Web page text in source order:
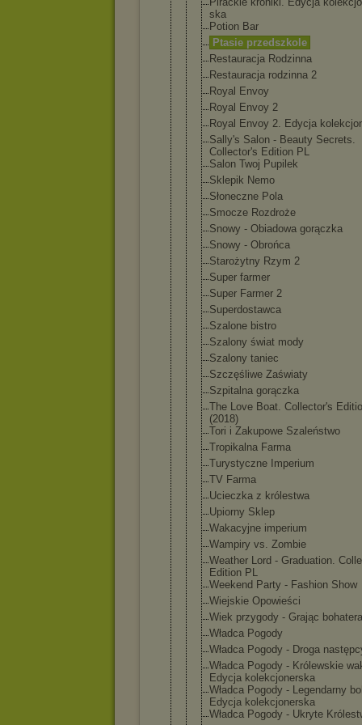
ska
Potion Bar
Ptasie przedszkole
Restauracja Rodzinna
Restauracja rodzinna 2
Royal Envoy
Royal Envoy 2
Royal Envoy 2. Edycja
Sally's Salon - Beauty Secrets.
Collector's Edition PL
Salon Twoj Pupilek
Sklepik Nemo
Słoneczne Pola
Smocze Rozdroże
Snowy - Obiadowa gorączka
Snowy - Obrońca
Starożytny Rzym 2
Super farmer
Super Farmer 2
Superdostawca
Szalone bistro
Szalony świat mody
Szalony taniec
Szczęśliwe Zaświaty
Szpitalna gorączka
The Love Boat. Collector's
(2018)
Tori i Zakupowe Szaleństwo
Tropikalna Farma
Turystyczne Imperium
TV Farma
Ucieczka z królestwa
Upiorny Sklep
Wakacyjne imperium
Wampiry vs. Zombie
Weather Lord - Graduation.
Edition PL
Weekend Party - Fashion Show
Wiejskie Opowieści
Wiek przygody - Grając bohatera
Władca Pogody
Władca Pogody - Droga
Władca Pogody - Królewskie
Edycja kolekcjonerska
Władca Pogody - Legendarny
Edycja kolekcjonerska
Władca Pogody - Ukryte